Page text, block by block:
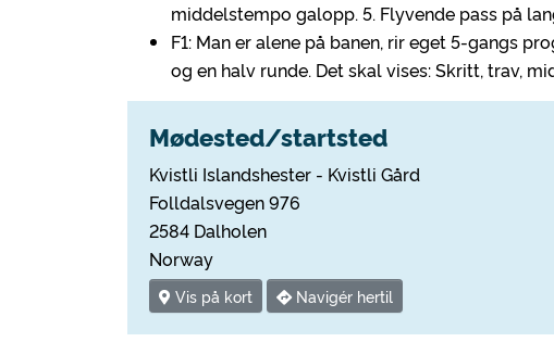
middelstempo galopp. 5. Flyvende pass på
F1: Man er alene på banen, rir eget 5-gangs
og en halv runde. Det skal vises: Skritt, trav,
Mødested/startsted
Kvistli Islandshester - Kvistli Gård
Folldalsvegen 976
2584 Dalholen
Norway
Vis på kort Navigér hertil